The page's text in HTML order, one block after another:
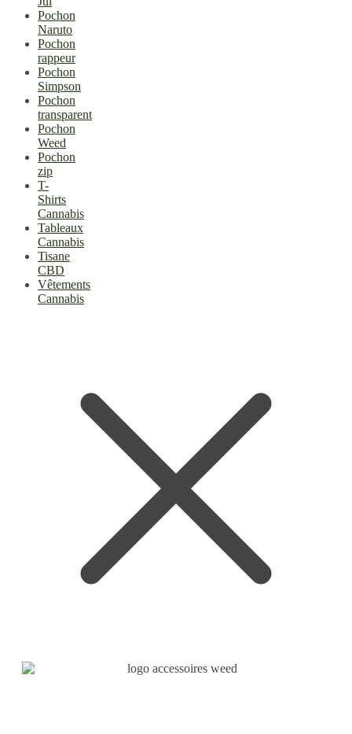
Pochon
Naruto
Pochon
rappeur
Pochon
Simpson
Pochon
transparent
Pochon
Weed
Pochon
zip
T-
Shirts
Cannabis
Tableaux
Cannabis
Tisane
CBD
Vêtements
Cannabis